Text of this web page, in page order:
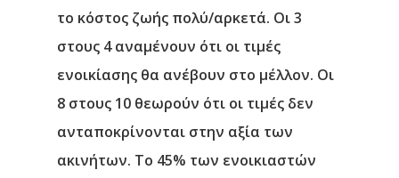
το κόστος ζωής πολύ/αρκετά. Οι 3
στους 4 αναμένουν ότι οι τιμές
ενοικίασης θα ανέβουν στο μέλλον. Οι
8 στους 10 θεωρούν ότι οι τιμές δεν
ανταποκρίνονται στην αξία των
ακινήτων. Το 45% των ενοικιαστών